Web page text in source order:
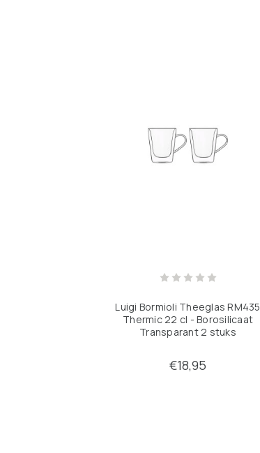
Luigi Bormioli Theeglas RM435
Thermic 22 cl - Borosilicaat
Transparant 2 stuks
€18,95